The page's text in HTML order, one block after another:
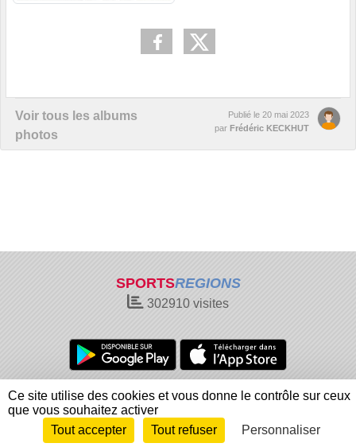
Voir tous les albums
photos
Publié le 20 mai 2023
par Frédéric KECKHUT
SPORTSREGIONS
302910 visites
Charte cookies
Gestion des cookies
Informations légales
Signaler un contenu inapproprié
Envie de participer ?
Connexion
Ce site utilise des cookies et vous donne le contrôle sur ceux
que vous souhaitez activer
Tout accepter
Tout refuser Personnaliser